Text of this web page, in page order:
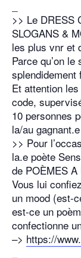
>> Le DRESS
SLOGANS &
les plus vnr et
Parce qu’on
Et attention
code,
10 personnes
la/au
>> Pour
la.e poète
de POÈMES A
Vous lui
un mood (est-
est-ce un
confectionne
–> https://